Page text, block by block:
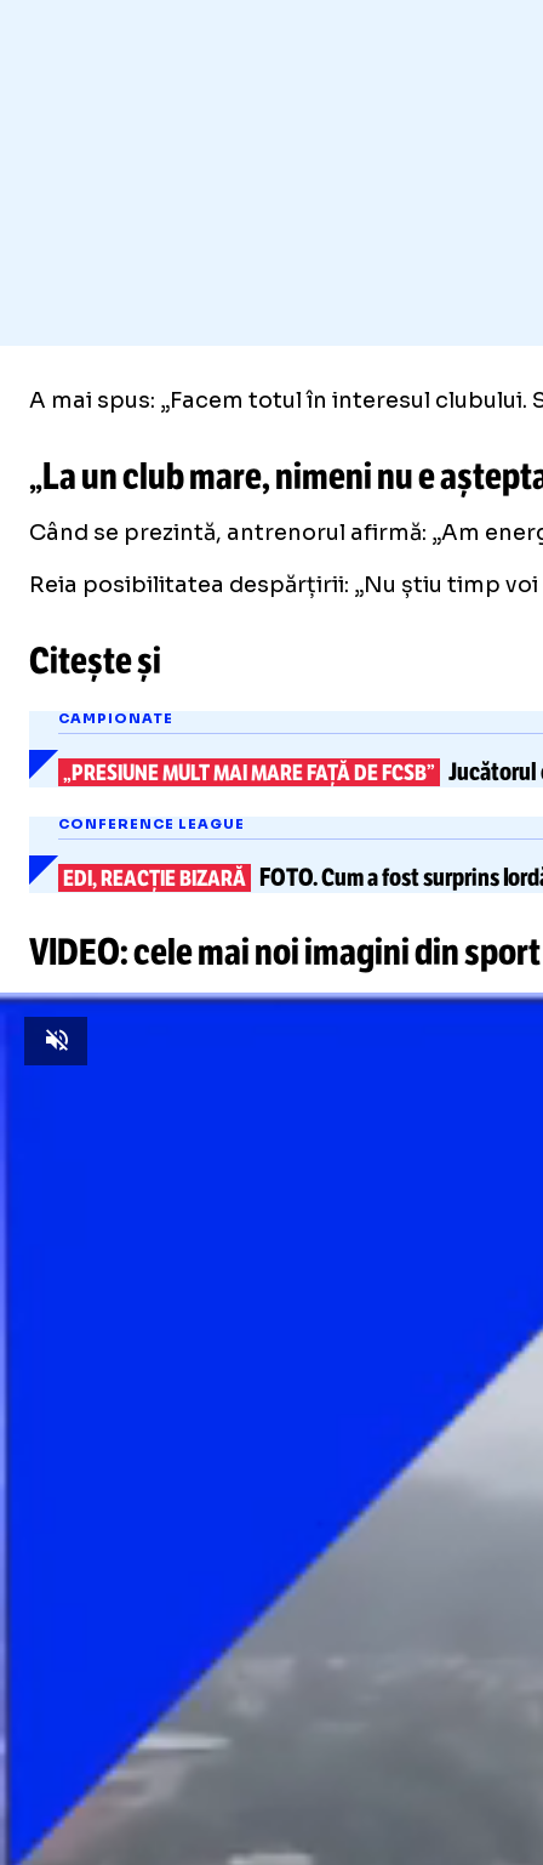
A mai spus: „Facem totul în interesul
„La un club mare, nimeni nu e
Când se prezintă, antrenorul afirmă: „Am
Reia posibilitatea despărțirii: „Nu știu timp
Citește și
CAMPIONATE
„PRESIUNE MULT MAI MARE FAȚĂ DE FCSB” Jucătorul
CONFERENCE LEAGUE
EDI, REACȚIE BIZARĂ FOTO.Cum a fost surprins
VIDEO: cele mai noi imagini din sport
Unmute